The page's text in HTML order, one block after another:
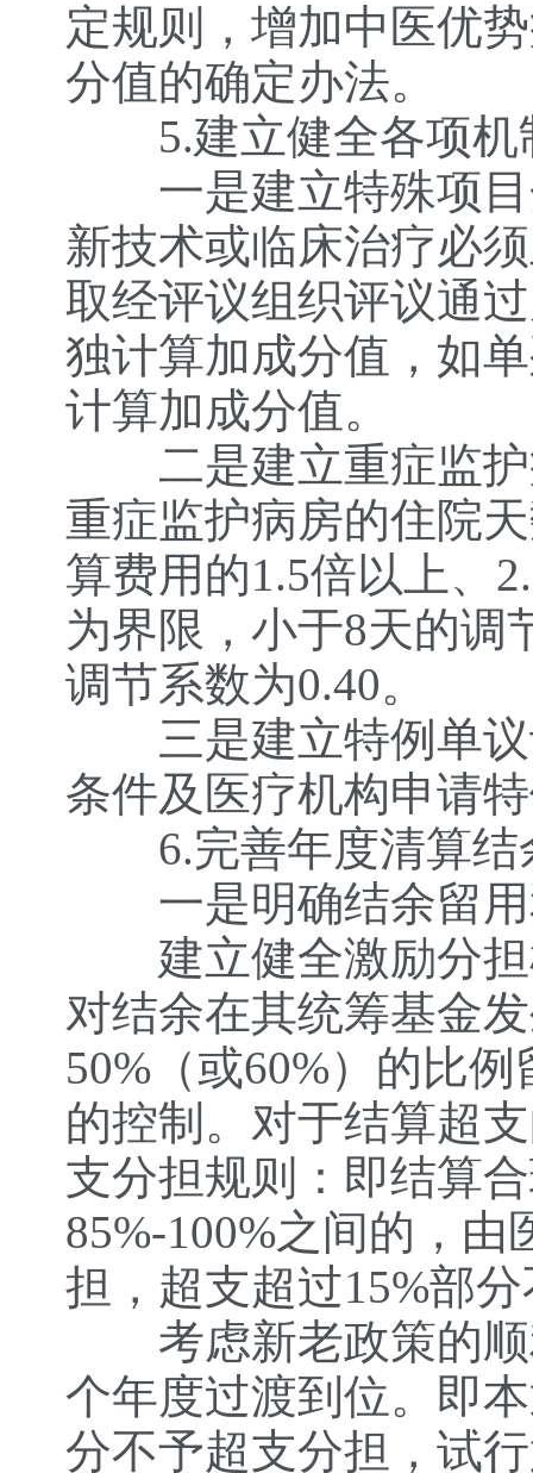
定规则，增加中医优
分值的确定办法。
5.建立健全各项机
一是建立特殊项目
新技术或临床治疗必
取经评议组织评议通
独计算加成分值，如
计算加成分值。
二是建立重症监护
重症监护病房的住院
算费用的1.5倍以上、
为界限，小于8天的调
调节系数为0.40。
三是建立特例单议
条件及医疗机构申请
6.完善年度清算结
一是明确结余留用
建立健全激励分担
对结余在其统筹基金
50%（或60%）的比
的控制。对于结算超
支分担规则：即结算
85%-100%之间的，
担，超支超过15%部
考虑新老政策的顺
个年度过渡到位。即
分不予超支分担，试